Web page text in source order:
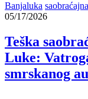
Banjaluka
05/17/2026
Teška
Luke:
smrskanog